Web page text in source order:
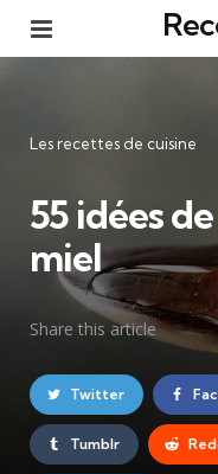
Catégories
Les recettes de cuisine
55 idées
miel
Share this article
Twitter
Tumblr